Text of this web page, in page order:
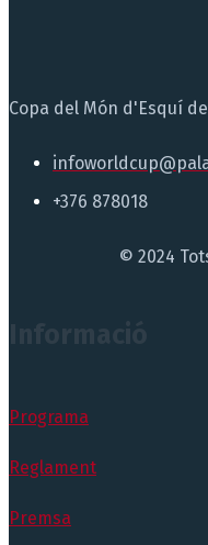
Copa del Món d'Esquí
+376 878018
© 2024
Programa
Reglament
Premsa